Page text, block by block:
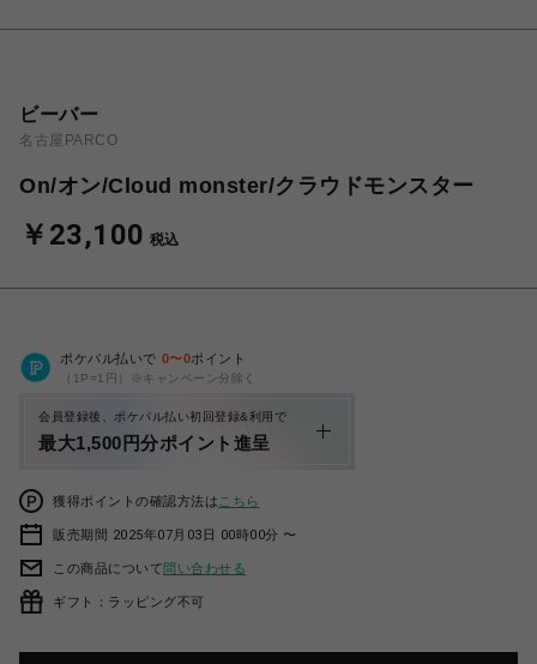
ビーバー
名古屋PARCO
On/オン/Cloud monster/クラウドモンスター
￥23,100 税込
ポケパル払いで 0〜0ポイント
（1P=1円）※キャンペーン分除く
会員登録後、ポケパル払い初回登録&利用で
最大1,500円分ポイント進呈
獲得ポイントの確認方法は こちら
販売期間 2025年07月03日 00時00分 〜
この商品について問い合わせる
ギフト：ラッピング不可